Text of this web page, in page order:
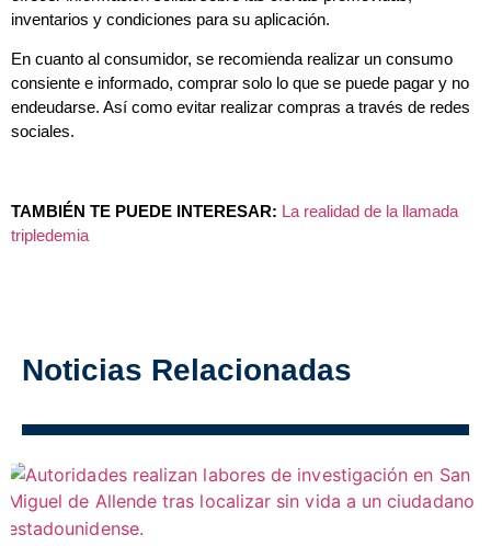
inventarios y condiciones para su aplicación.
En cuanto al consumidor, se recomienda realizar un consumo
consiente e informado, comprar solo lo que se puede pagar y no
endeudarse. Así como evitar realizar compras a través de redes
sociales.
TAMBIÉN TE PUEDE INTERESAR: La realidad de la llamada
tripledemia
Noticias Relacionadas